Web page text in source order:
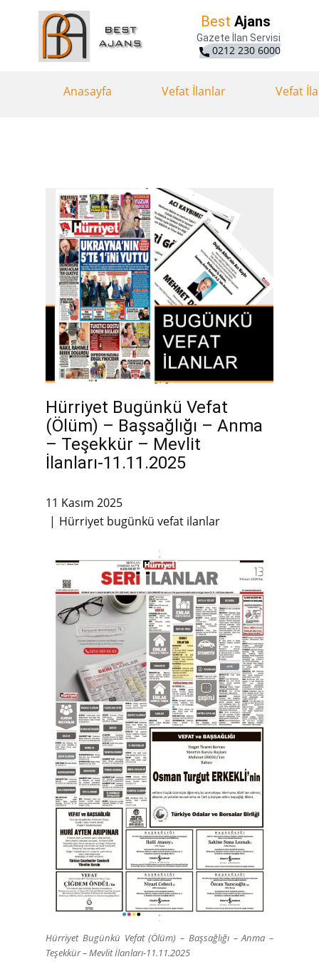
Best Ajans
Gazete İlan Servisi
0212 230 6000
Anasayfa Vefat İlanlar Vefat
Hürriyet Bugünkü Vefat
(Ölüm) – Başsağlığı – Anma
– Teşekkür – Mevlit
İlanları-11.11.2025
11 Kasım 2025
Hürriyet bugünkü vefat ilanlar
Hürriyet Bugünkü Vefat (Ölüm) – Başsağlığı – Anma –
Teşekkür – Mevlit İlanları-11.11.2025